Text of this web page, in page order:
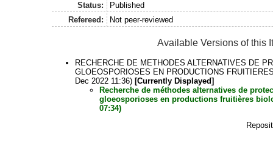
Status:
Published
Refereed:
Not peer-reviewed
Available Versions of this
RECHERCHE DE METHODES ALTERNATIVES DE
GLOEOSPORIOSES EN PRODUCTIONS
Dec 2022 11:36) [Currently Displayed]
Recherche de méthodes alternatives de
gloeosporioses en productions fruitières
07:34)